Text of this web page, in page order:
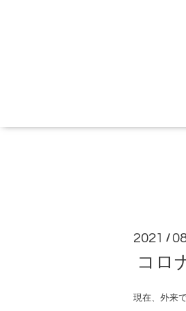
2021 /
コロ
現在、外来